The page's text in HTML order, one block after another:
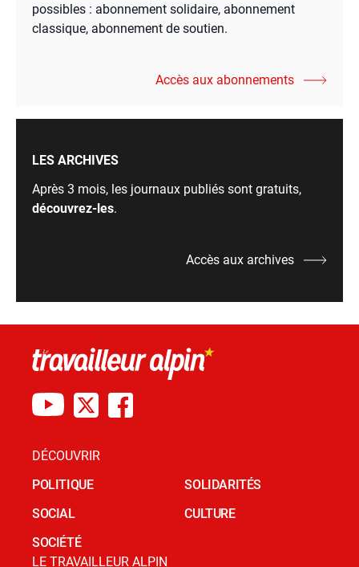
possibles : abonnement solidaire, abonnement
classique, abonnement de soutien.
Accès aux abonnements
LES ARCHIVES
Après 3 mois, les journaux publiés sont gratuits,
découvrez-les.
Accès aux archives
DÉCOUVRIR
POLITIQUE
SOCIAL
SOCIÉTÉ
SOLIDARITÉS
CULTURE
LE TRAVAILLEUR ALPIN